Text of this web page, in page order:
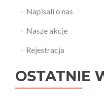
Napisali o nas
Nasze akcje
Rejestracja
OSTATNIE